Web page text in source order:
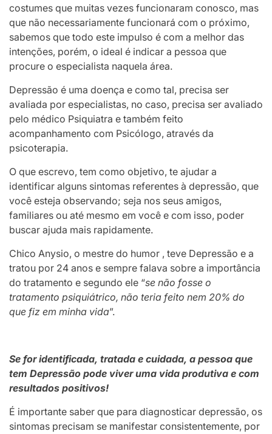
costumes que muitas vezes funcionaram conosco, mas
que não necessariamente funcionará com o próximo,
sabemos que todo este impulso é com a melhor das
intenções, porém, o ideal é indicar a pessoa que
procure o especialista naquela área.
Depressão é uma doença e como tal, precisa ser
avaliada por especialistas, no caso, precisa ser avaliado
pelo médico Psiquiatra e também feito
acompanhamento com Psicólogo, através da
psicoterapia.
O que escrevo, tem como objetivo, te ajudar a
identificar alguns sintomas referentes à depressão, que
você esteja observando; seja nos seus amigos,
familiares ou até mesmo em você e com isso, poder
buscar ajuda mais rapidamente.
Chico Anysio, o mestre do humor , teve Depressão e a
tratou por 24 anos e sempre falava sobre a importância
do tratamento e segundo ele “se não fosse o
tratamento psiquiátrico, não teria feito nem 20% do
que fiz em minha vida”.
Se for identificada, tratada e cuidada, a pessoa que
tem Depressão pode viver uma vida produtiva e com
resultados positivos!
É importante saber que para diagnosticar depressão, os
sintomas precisam se manifestar consistentemente, por